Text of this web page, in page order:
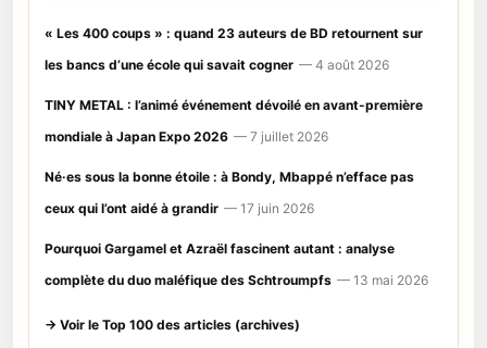
« Les 400 coups » : quand 23 auteurs de BD retournent sur
les bancs d’une école qui savait cogner — 4 août 2026
TINY METAL : l’animé événement dévoilé en avant-première
mondiale à Japan Expo 2026 — 7 juillet 2026
Né·es sous la bonne étoile : à Bondy, Mbappé n’efface pas
ceux qui l’ont aidé à grandir — 17 juin 2026
Pourquoi Gargamel et Azraël fascinent autant : analyse
complète du duo maléfique des Schtroumpfs — 13 mai 2026
→ Voir le Top 100 des articles (archives)